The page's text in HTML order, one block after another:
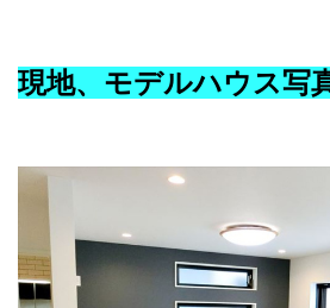
現地、モデルハウス写